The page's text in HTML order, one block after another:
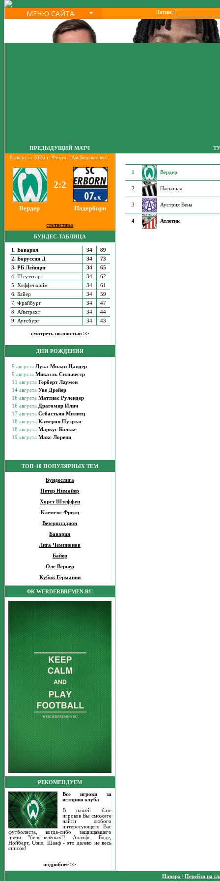
МЕНЮ САЙТА Логин:
ПРЕДЫДУЩИЙ МАТЧ
8 августа 2026 г. Фехта. "Ам Бергкеллер".
2:2
Вердер Падерборн
статистика
БУНДЕС-ТАБЛИЦА
1. Бавария 34
89
2. Боруссия Д
34
73
3. РБ Лейпциг
34
65
4. Штуттгарт
34
62
5. Хоффенхайм
34
61
6. Байер
34
59
7. Фрайбург
34
47
8. Айнтрахт
34
44
9. Аугсбург
34 43
смотреть полностью >>
ДНИ РОЖДЕНИЯ
ТОП-10 ПОПУЛЯРНЫХ ТЕМ
Бундеслига
Петер Нимайер
Хорст Штеффен
Клеменс Фритц
Везерштадион
Бавария
Лига Чемпионов
Байер
Оле Вернер
Кубок Германии
ФК WERDERBREMEN.RU
РЕКОМЕНДУЕМ
Все игроки за
историю клуба
В нашей базе
игроков Вы сможете
найти любого
интересующего Вас
футболиста, когда-либо защищавшего
цвета "бело-зелёных"! Аллофс, Боде,
Нойбарт, Озил, Шааф - это далеко не весь
список!
подробнее >>
1 Вердер
2 Насьонал
3 Аустрия Вена
4 Атлетик
Наверх |Перейти на